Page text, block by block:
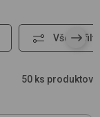
Všetky
50 ks produktov